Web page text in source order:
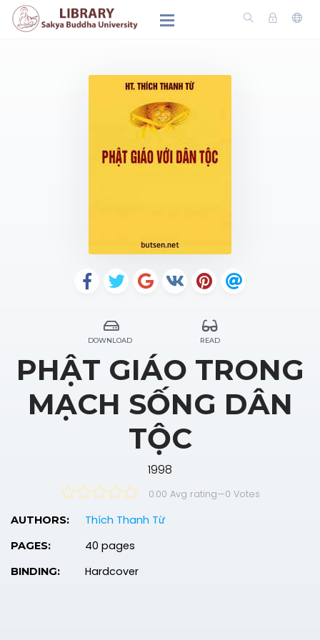
DOWNLOAD READ
PHẬT GIÁO TRONG
MẠCH SỐNG DÂN
TỘC
1998
0.00 Avg rating—0 Votes
AUTHORS: Thích Thanh Từ
PAGES: 40 pages
BINDING: Hardcover